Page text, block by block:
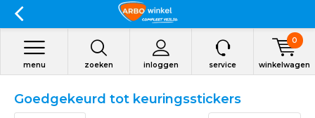
zoeken inloggen
menu service winkelwagen
0
Goedgekeurd tot keuringsstickers